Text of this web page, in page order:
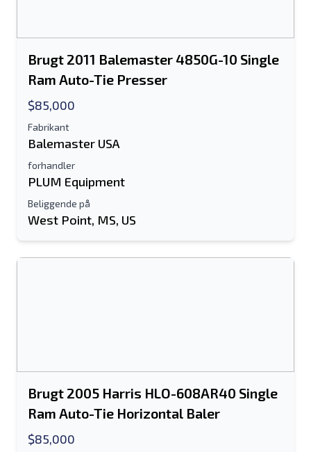
Brugt 2011 Balemaster 4850G-10 Single
Ram Auto-Tie Presser
$85,000
Fabrikant
Balemaster USA
forhandler
PLUM Equipment
Beliggende på
West Point, MS, US
Brugt 2005 Harris HLO-608AR40 Single
Ram Auto-Tie Horizontal Baler
$85,000